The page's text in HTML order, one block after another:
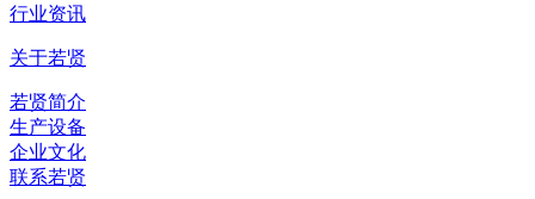
行业资讯
关于若贤
若贤简介
生产设备
企业文化
联系若贤